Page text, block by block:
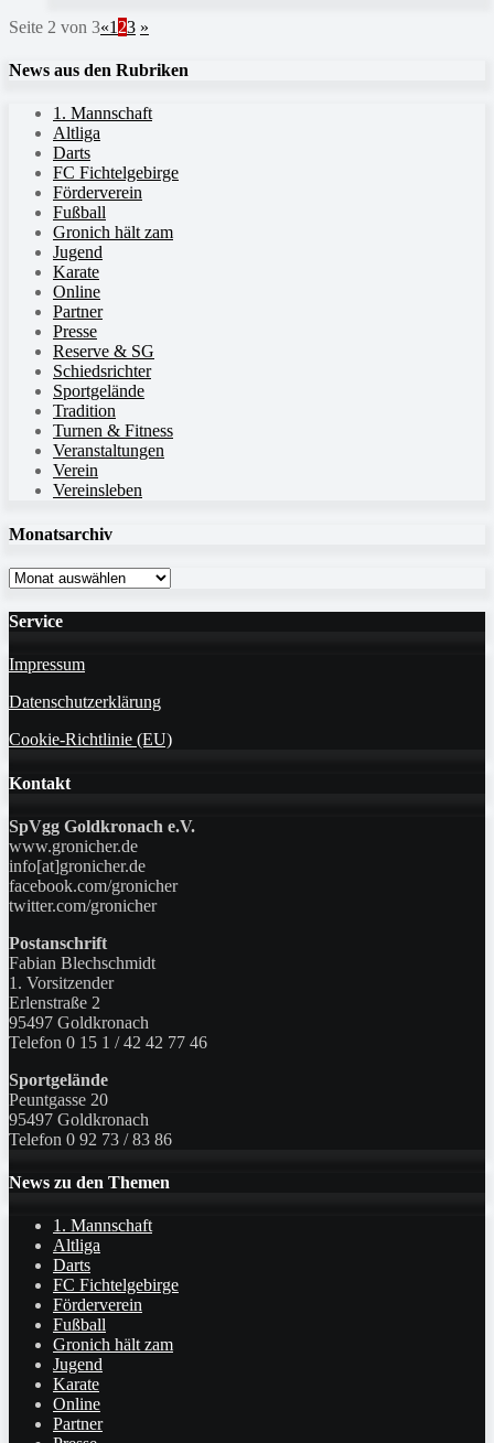
Seite 2 von 3«1 23 »
News aus den Rubriken
1. Mannschaft
Altliga
Darts
FC Fichtelgebirge
Förderverein
Fußball
Gronich hält zam
Jugend
Karate
Online
Partner
Presse
Reserve & SG
Schiedsrichter
Sportgelände
Tradition
Turnen & Fitness
Veranstaltungen
Verein
Vereinsleben
Monatsarchiv
Monatsarchiv
Service
Impressum
Datenschutzerklärung
Cookie-Richtlinie (EU)
Kontakt
SpVgg Goldkronach e.V.
www.gronicher.de
info[at]gronicher.de
facebook.com/gronicher
twitter.com/gronicher
Postanschrift
Fabian Blechschmidt
1. Vorsitzender
Erlenstraße 2
95497 Goldkronach
Telefon 0 15 1 / 42 42 77 46
Sportgelände
Peuntgasse 20
95497 Goldkronach
Telefon 0 92 73 / 83 86
News zu den Themen
1. Mannschaft
Altliga
Darts
FC Fichtelgebirge
Förderverein
Fußball
Gronich hält zam
Jugend
Karate
Online
Partner